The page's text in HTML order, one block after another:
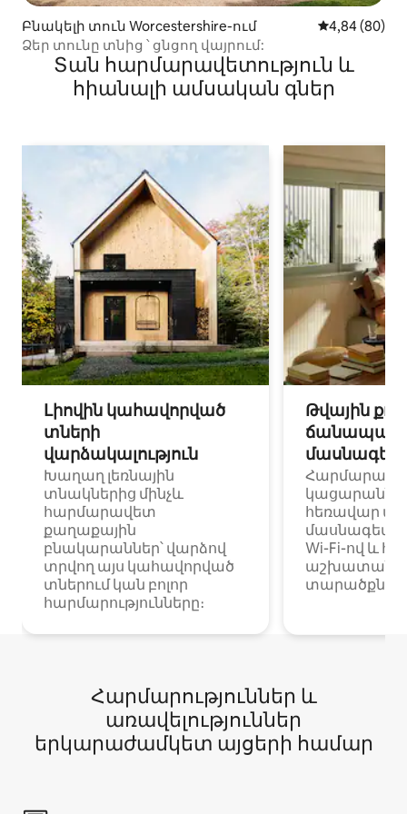
Բնակելի տուն Worcestershire-ում Միջին
4,84 (80)
Ձեր տունը տնից ՝ ցնցող վայրում:
Տան հարմարավետություն և
հիանալի ամսական գներ
Լիովին կահավորված
տների
վարձակալություն
Խաղաղ լեռնային
տնակներից մինչև
հարմարավետ
քաղաքային
բնակարաններ՝ վարձով
տրվող այս կահավորված
տներում կան բոլոր
հարմարությունները։
Թվային
հեռավար
Wi-Fi-ով և
Հարմարություններ և
առավելություններ
երկարաժամկետ այցերի համար